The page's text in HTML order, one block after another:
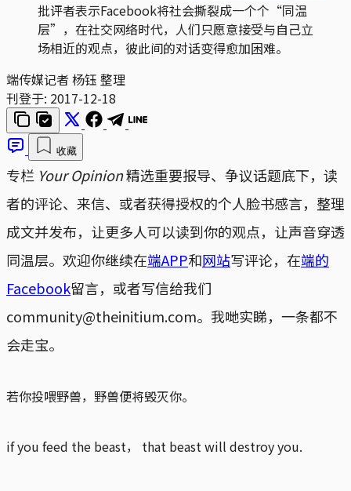
批评者表示Facebook将社会撕裂成一个个“同温
层”，在社交网络时代，人们只愿意接受与自己立
场相近的观点，彼此间的对话变得愈加困难。
端传媒记者 杨钰 整理
刊登于: 2017-12-18
收藏
专栏 Your Opinion精选重要报导、争议话题底下，读
者的评论、来信、或者获得授权的个人脸书感言，整理
成文并发布，让更多人可以读到你的观点，让声音穿透
同温层。欢迎你继续在端APP和网站写评论，在端的
Facebook留言，或者写信给我们
community@theinitium.com。我哋实睇，一条都不
会走宝。
若你投喂野兽，野兽便将毁灭你。
if you feed the beast， that beast will destroy you.